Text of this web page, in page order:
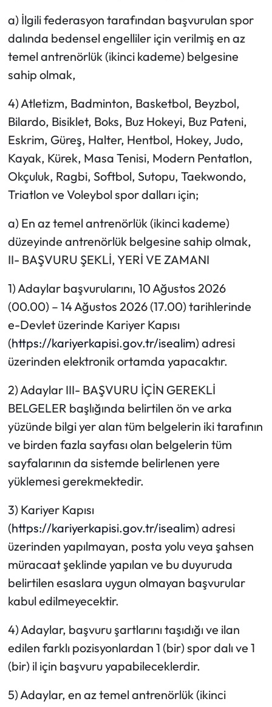
a) İlgili federasyon tarafından başvurulan spor
dalında bedensel engelliler için verilmiş en az
temel antrenörlük (ikinci kademe) belgesine
sahip olmak,
4) Atletizm, Badminton, Basketbol, Beyzbol,
Bilardo, Bisiklet, Boks, Buz Hokeyi, Buz Pateni,
Eskrim, Güreş, Halter, Hentbol, Hokey, Judo,
Kayak, Kürek, Masa Tenisi, Modern Pentatlon,
Okçuluk, Ragbi, Softbol, Sutopu, Taekwondo,
Triatlon ve Voleybol spor dalları için;
a) En az temel antrenörlük (ikinci kademe)
düzeyinde antrenörlük belgesine sahip olmak,
II- BAŞVURU ŞEKLİ, YERİ VE ZAMANI
1) Adaylar başvurularını, 10 Ağustos 2026
(00.00) – 14 Ağustos 2026 (17.00) tarihlerinde
e-Devlet üzerinde Kariyer Kapısı
(https://kariyerkapisi.gov.tr/isealim) adresi
üzerinden elektronik ortamda yapacaktır.
2) Adaylar III- BAŞVURU İÇİN GEREKLİ
BELGELER başlığında belirtilen ön ve arka
yüzünde bilgi yer alan tüm belgelerin iki tarafının
ve birden fazla sayfası olan belgelerin tüm
sayfalarının da sistemde belirlenen yere
yüklemesi gerekmektedir.
3) Kariyer Kapısı
(https://kariyerkapisi.gov.tr/isealim) adresi
üzerinden yapılmayan, posta yolu veya şahsen
müracaat şeklinde yapılan ve bu duyuruda
belirtilen esaslara uygun olmayan başvurular
kabul edilmeyecektir.
4) Adaylar, başvuru şartlarını taşıdığı ve ilan
edilen farklı pozisyonlardan 1 (bir) spor dalı ve 1
(bir) il için başvuru yapabileceklerdir.
5) Adaylar, en az temel antrenörlük (ikinci